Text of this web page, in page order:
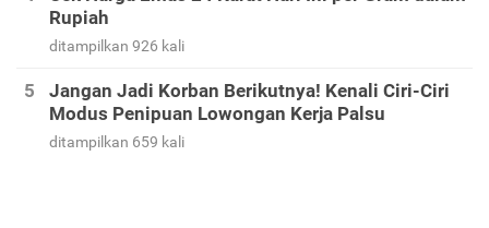
Rupiah
ditampilkan 926 kali
Jangan Jadi Korban Berikutnya! Kenali Ciri-Ciri
Modus Penipuan Lowongan Kerja Palsu
ditampilkan 659 kali